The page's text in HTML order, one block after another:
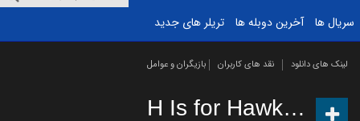
سریال ها
آخرین دوبله ها تریلر های جدید
لینک های دانلود نقد های کاربران بازیگران و عوامل
H Is for Hawk(2025)